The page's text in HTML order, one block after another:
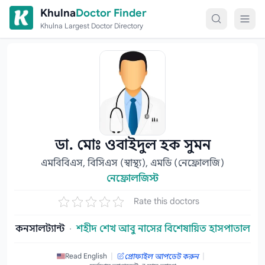
Skip to content
KhulnaDoctor Finder
Khulna Largest Doctor Directory
ডা. মোঃ ওবাইদুল হক সুমন
এমবিবিএস, বিসিএস (স্বাস্থ্য), এমডি (নেফ্রোলজি)
নেফ্রোলজিস্ট
Rate this doctors
কনসালট্যান্ট · শহীদ শেখ আবু নাসের বিশেষায়িত হাসপাতাল
Read English | প্রোফাইল আপডেট করুন |